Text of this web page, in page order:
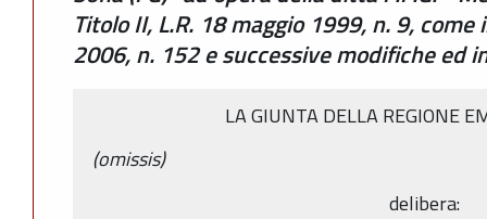
Titolo II, L.R. 18 maggio 1999, n. 9,
2006, n. 152 e successive modifiche ed
LA GIUNTA DELLA REGIONE
(omissis)
delibera: